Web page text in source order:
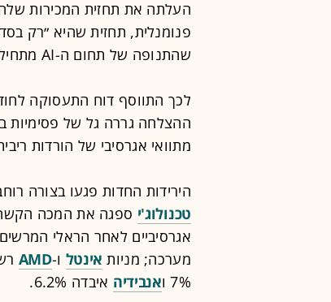
העלתה את תחזית המכירות
פנומנלית, תחזית שהיא ״רק
שהתנופה של תחום ה-AI מתחילה להאט.
לכך התווסף דוח התעסוקה
ההצלחה גררה גל של פסימיות
מתוואי אגרסיבי של הורדות
הירידות החדות פגעו בצורה
טכנולוג'י
אגרסיביים לאחר הראלי
מערכה; מניות אינטל ו-AMD
7% ו אנבידיה איבדה 6.2%.